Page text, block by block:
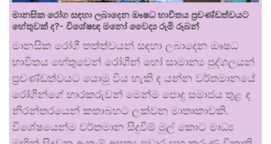
මානසික රෝග සඳහා ලබාදෙන ඖෂධ භාවිතය ප්‍රචණ්ඩත්වයට
හේතුවක් ද?- විශේෂඥ මනෝ වෛද්‍ය රූමි රූබන්
මානසික රෝගී තත්ත්වයන් සඳහා ලබාදෙන ඖෂධ
භාවිතය හේතුවෙන් රෝගීන් හෝ සාමාන්‍ය පුද්ගලයන්
ප්‍රචණ්ඩත්වයට යොමු විය හැකි ද යන්න වර්තමානයේ
රෝගීන්ගේ භාරකරුවන් මෙන්ම පොදු සමාජය තුළ ද
නිරන්තරයෙන් කතාබහට ලක්වන මාතෘකාවකි.
විශේෂයෙන්ම වර්තමාන සිදුවීම් මුල් කොට මාධ්‍ය